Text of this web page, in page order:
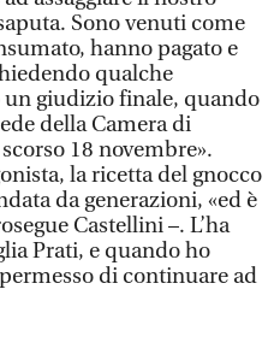
Sono venuti come
hanno pagato e
qualche
un giudizio finale, quando
della Camera di
18 novembre».
la ricetta del gnocco
da generazioni, «ed è
Castellini –. L’ha
Prati, e quando ho
di continuare ad